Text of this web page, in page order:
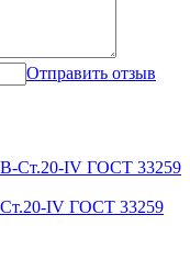
Отправить отзыв
Ст.20-IV ГОСТ 33259